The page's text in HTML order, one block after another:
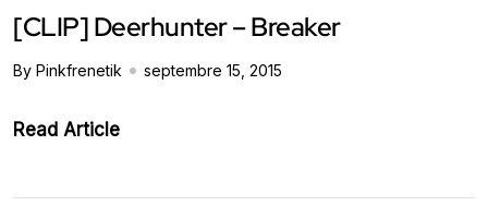
[CLIP] Deerhunter – Breaker
By Pinkfrenetik septembre 15, 2015
Read Article